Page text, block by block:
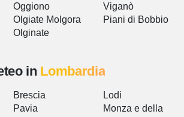
Oggiono
Olgiate Molgora
Olginate
Viganò
Piani di Bobbio
in Lombardia
Brescia
Pavia
Lodi
Monza e della